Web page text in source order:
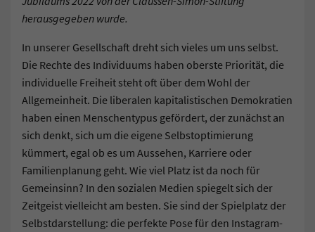
herausgegeben wurde.
In unserer Gesellschaft dreht sich vieles um uns selbst.
Die Rechte des Individuums haben oberste Priorität, die
individuelle Freiheit steht oft über dem Wohl der
Allgemeinheit. Die liberalen kapitalistischen Demokratien
haben einen Menschentypus gefördert, der zunächst an
sich denkt, sich um die eigene Selbstoptimierung
kümmert, egal ob es um Aussehen, Karriere oder
Familienplanung geht. Wie viel Platz ist da noch für
Gemeinsinn? In den sozialen Medien spiegelt sich der
Zeitgeist vielleicht am besten. Sie sind der Spielplatz der
Selbstdarstellung: die perfekte Pose für den Instagram-